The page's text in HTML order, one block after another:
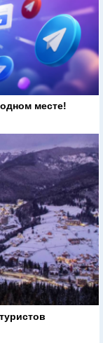
месте!